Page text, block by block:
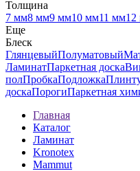
Толщина
7 мм8 мм9 мм10 мм11 мм
Еще
Блеск
ГлянцевыйПолуматовый
ЛаминатПаркетная доска
полПробкаПодложка
доскаПорогиПаркетная
Главная
Каталог
Ламинат
Kronotex
Mammut